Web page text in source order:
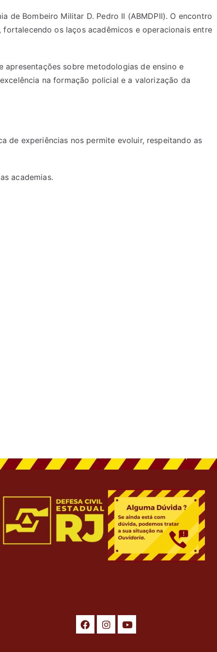
de Bombeiro Militar D. Pedro II (ABMDPII). O encontro
os laços acadêmicos e operacionais entre
apresentações sobre metodologias de ensino e
na formação policial e a valorização da
de experiências nos permite evoluir, respeitando as
academias.